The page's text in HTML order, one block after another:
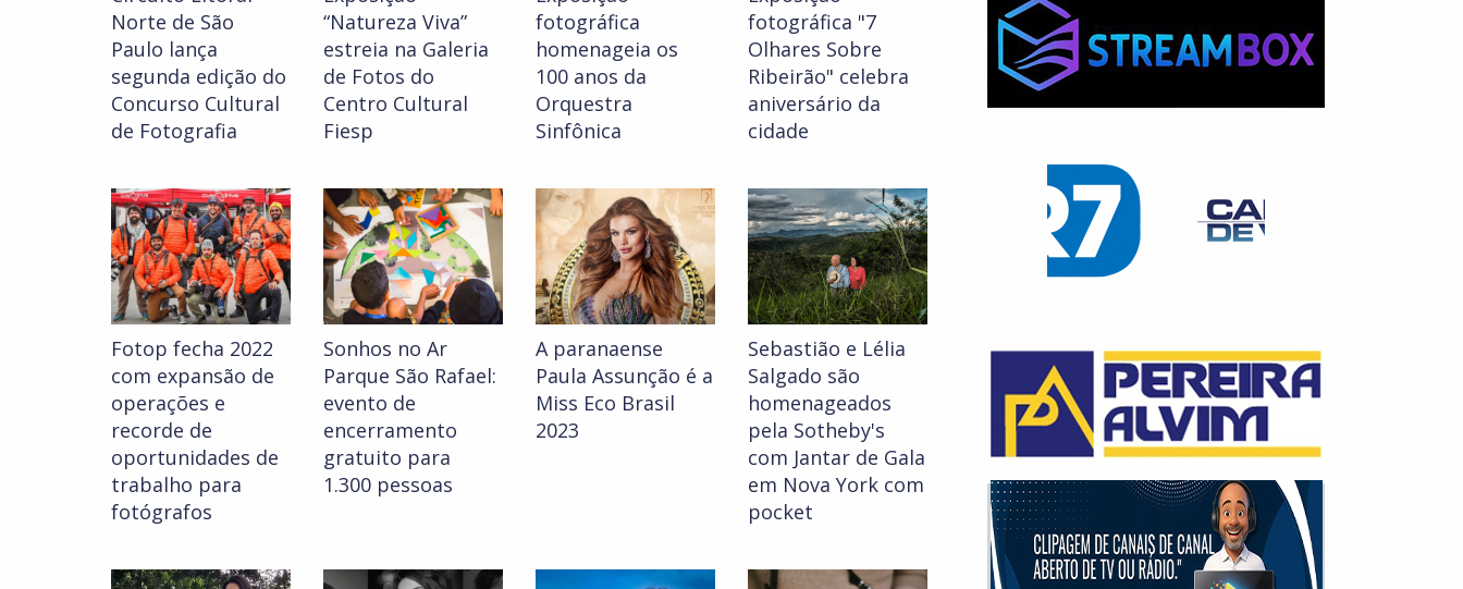
Norte de São
Paulo lança
segunda edição do
Concurso Cultural
de Fotografia
“Natureza Viva”
estreia na Galeria
de Fotos do
Centro Cultural
Fiesp
fotográfica
homenageia os
100 anos da
Orquestra
Sinfônica
fotográfica "7
Olhares Sobre
Ribeirão" celebra
aniversário da
cidade
Fotop fecha 2022
com expansão de
operações e
recorde de
oportunidades de
trabalho para
fotógrafos
Sonhos no Ar
Parque São Rafael:
evento de
encerramento
gratuito para
1.300 pessoas
A paranaense
Paula Assunção é a
Miss Eco Brasil
2023
Sebastião e Lélia
Salgado são
homenageados
pela Sotheby's
com Jantar de Gala
em Nova York com
pocket